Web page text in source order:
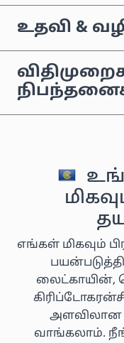
உதவி &
எங்கள் மிகவும்
லைட்காயின்,
அளவிலான
வாங்கலாம்.